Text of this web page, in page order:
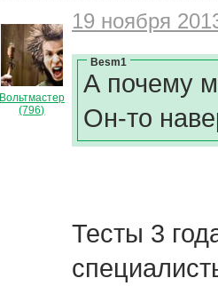
Вольтмастер
(796)
19 ноября
Besm1
А почему
Он-то
Тесты 3